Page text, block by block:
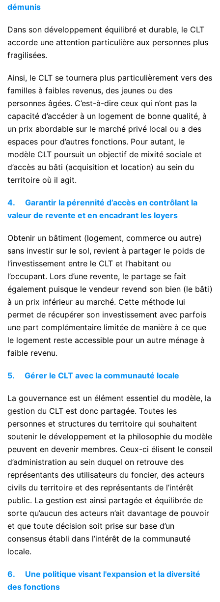
démunis
Dans son développement équilibré et durable, le CLT
accorde une attention particulière aux personnes plus
fragilisées.
Ainsi, le CLT se tournera plus particulièrement vers des
familles à faibles revenus, des jeunes ou des
personnes âgées. C’est-à-dire ceux qui n’ont pas la
capacité d’accéder à un logement de bonne qualité, à
un prix abordable sur le marché privé local ou a des
espaces pour d’autres fonctions. Pour autant, le
modèle CLT poursuit un objectif de mixité sociale et
d’accès au bâti (acquisition et location) au sein du
territoire où il agit.
4. Garantir la pérennité d’accès en contrôlant la
valeur de revente et en encadrant les loyers
Obtenir un bâtiment (logement, commerce ou autre)
sans investir sur le sol, revient à partager le poids de
l’investissement entre le CLT et l’habitant ou
l’occupant. Lors d’une revente, le partage se fait
également puisque le vendeur revend son bien (le bâti)
à un prix inférieur au marché. Cette méthode lui
permet de récupérer son investissement avec parfois
une part complémentaire limitée de manière à ce que
le logement reste accessible pour un autre ménage à
faible revenu.
5. Gérer le CLT avec la communauté locale
La gouvernance est un élément essentiel du modèle, la
gestion du CLT est donc partagée. Toutes les
personnes et structures du territoire qui souhaitent
soutenir le développement et la philosophie du modèle
peuvent en devenir membres. Ceux-ci élisent le conseil
d’administration au sein duquel on retrouve des
représentants des utilisateurs du foncier, des acteurs
civils du territoire et des représentants de l’intérêt
public. La gestion est ainsi partagée et équilibrée de
sorte qu’aucun des acteurs n’ait davantage de pouvoir
et que toute décision soit prise sur base d’un
consensus établi dans l’intérêt de la communauté
locale.
6. Une politique visant l'expansion et la diversité
des fonctions